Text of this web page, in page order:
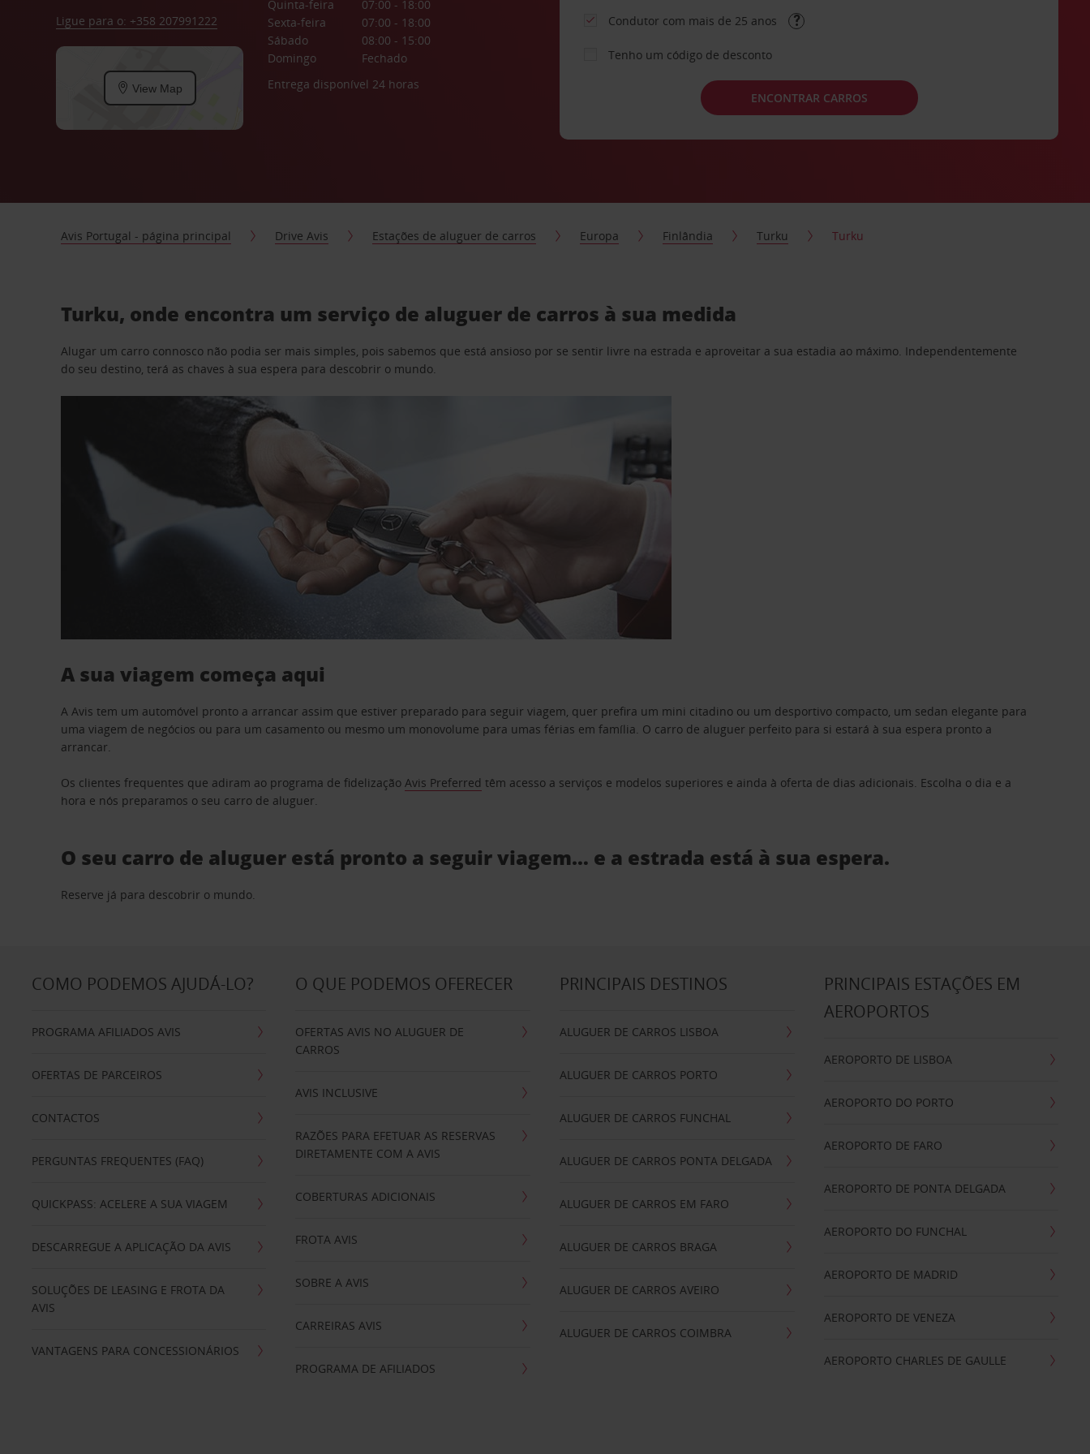
Ligue para o: +358 207991222
View Map
Quinta-feira
07:00 - 18:00
Sexta-feira
07:00 - 18:00
Sábado
08:00 - 15:00
Domingo
Fechado
Entrega disponível 24 horas
Condutor com mais de 25 anos
Tenho um código de desconto
ENCONTRAR CARROS
Avis Portugal - página principal Drive Avis Estações de aluguer de carros Europa Finlândia Turku Turku
Turku, onde encontra um serviço de aluguer de carros à sua medida
Alugar um carro connosco não podia ser mais simples, pois sabemos que está ansioso por se sentir livre na estrada e aproveitar a sua estadia ao máximo. Independentemente
do seu destino, terá as chaves à sua espera para descobrir o mundo.
A sua viagem começa aqui
A Avis tem um automóvel pronto a arrancar assim que estiver preparado para seguir viagem, quer prefira um mini citadino ou um desportivo compacto, um sedan elegante para
uma viagem de negócios ou para um casamento ou mesmo um monovolume para umas férias em família. O carro de aluguer perfeito para si estará à sua espera pronto a
arrancar.
Os clientes frequentes que adiram ao programa de fidelizaçãoAvis Preferred têm acesso a serviços e modelos superiores e ainda à oferta de dias adicionais. Escolha o dia e a
hora e nós preparamos o seu carro de aluguer.
O seu carro de aluguer está pronto a seguir viagem… e a estrada está à sua espera.
Reserve já para descobrir o mundo.
COMO PODEMOS AJUDÁ-LO?
PROGRAMA AFILIADOS AVIS
OFERTAS DE PARCEIROS
CONTACTOS
PERGUNTAS FREQUENTES (FAQ)
QUICKPASS: ACELERE A SUA VIAGEM
DESCARREGUE A APLICAÇÃO DA AVIS
SOLUÇÕES DE LEASING E FROTA DA
AVIS
VANTAGENS PARA CONCESSIONÁRIOS
O QUE PODEMOS OFERECER
OFERTAS AVIS NO ALUGUER DE
CARROS
AVIS INCLUSIVE
RAZÕES PARA EFETUAR AS RESERVAS
DIRETAMENTE COM A AVIS
COBERTURAS ADICIONAIS
FROTA AVIS
SOBRE A AVIS
CARREIRAS AVIS
PROGRAMA DE AFILIADOS
PRINCIPAIS DESTINOS
ALUGUER DE CARROS LISBOA
ALUGUER DE CARROS PORTO
ALUGUER DE CARROS FUNCHAL
ALUGUER DE CARROS PONTA DELGADA
ALUGUER DE CARROS EM FARO
ALUGUER DE CARROS BRAGA
ALUGUER DE CARROS AVEIRO
ALUGUER DE CARROS COIMBRA
PRINCIPAIS ESTAÇÕES EM
AEROPORTOS
AEROPORTO DE LISBOA
AEROPORTO DO PORTO
AEROPORTO DE FARO
AEROPORTO DE PONTA DELGADA
AEROPORTO DO FUNCHAL
AEROPORTO DE MADRID
AEROPORTO DE VENEZA
AEROPORTO CHARLES DE GAULLE